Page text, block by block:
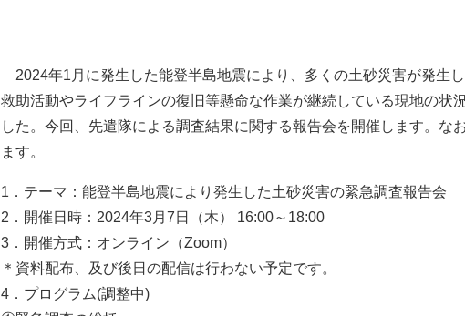
2024年1月に発生した能登半島地震により、多くの土砂災害が発生
救助活動やライフラインの復旧等懸命な作業が継続している現地の状
した。今回、先遣隊による調査結果に関する報告会を開催します。な
ます。
1．テーマ：能登半島地震により発生した土砂災害の緊急調査報告会
2．開催日時：2024年3月7日（木） 16:00～18:00
3．開催方式：オンライン（Zoom）
＊資料配布、及び後日の配信は行わない予定です。
4．プログラム(調整中)